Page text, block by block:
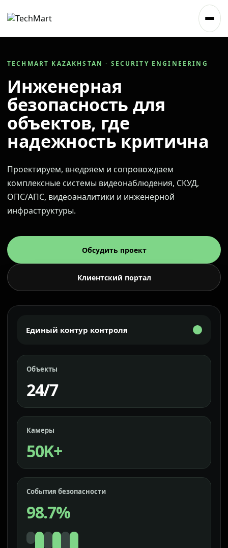
TECHMART KAZAKHSTAN · SECURITY ENGINEERING
Инженерная
безопасность для
объектов, где
надежность критична
Проектируем, внедряем и сопровождаем
комплексные системы видеонаблюдения, СКУД,
ОПС/АПС, видеоаналитики и инженерной
инфраструктуры.
Обсудить проект
Клиентский портал
Единый контур контроля
Объекты
24/7
Камеры
50K+
События безопасности
98.7%